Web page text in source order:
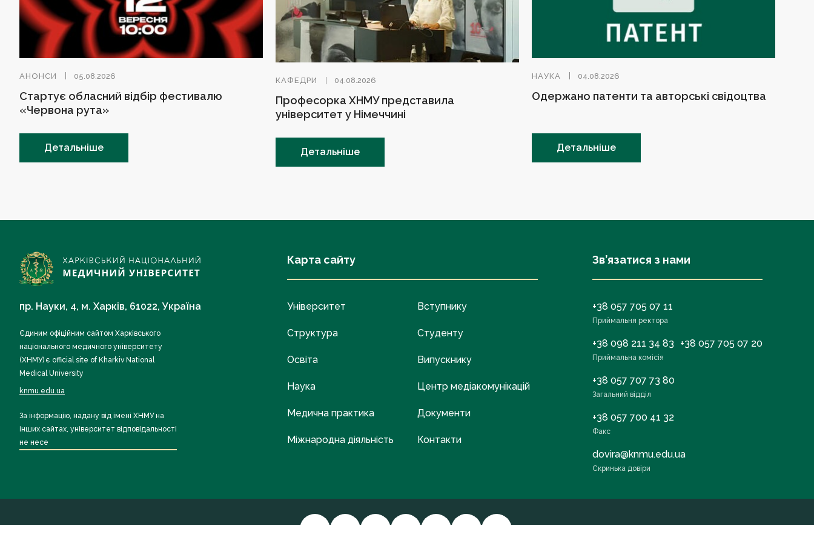
АНОНСИ 05.08.2026
Стартує обласний відбір фестивалю
«Червона рута»
Детальніше
КАФЕДРИ 04.08.2026
Професорка ХНМУ представила
університет у Німеччині
Детальніше
НАУКА 04.08.2026
Одержано патенти та авторські свідоцтва
Детальніше
пр. Науки, 4, м. Харків, 61022, Україна
Єдиним офіційним сайтом Харківського
національного медичного університету
(ХНМУ) є official site of Kharkiv National
Medical University
knmu.edu.ua
За інформацію, надану від імені ХНМУ на
інших сайтах, університет відповідальності
не несе
Карта сайту
Університет
Структура
Освіта
Наука
Медична практика
Міжнародна діяльність
Вступнику
Студенту
Випускнику
Центр медіакомунікацій
Документи
Контакти
Зв’язатися з нами
+38 057 705 07 11
Приймальня ректора
+38 098 211 34 83 +38 057 705 07 20
Приймальна комісія
+38 057 707 73 80
Загальний відділ
+38 057 700 41 32
Факс
dovira@knmu.edu.ua
Скринька довіри